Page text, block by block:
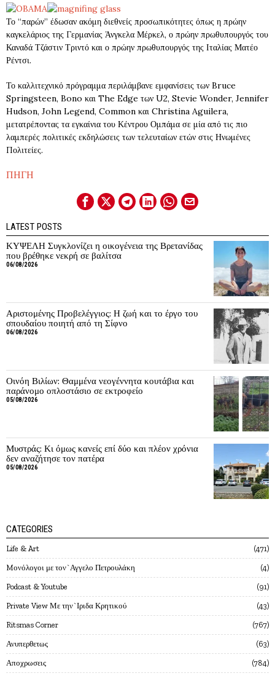
Το “παρών” έδωσαν ακόμη διεθνείς προσωπικότητες όπως η πρώην
καγκελάριος της Γερμανίας Άνγκελα Μέρκελ, ο πρώην πρωθυπουργός του
Καναδά Τζάστιν Τριντό και ο πρώην πρωθυπουργός της Ιταλίας Ματέο
Ρέντσι.
Το καλλιτεχνικό πρόγραμμα περιλάμβανε εμφανίσεις των Bruce
Springsteen, Bono και The Edge των U2, Stevie Wonder, Jennifer
Hudson, John Legend, Common και Christina Aguilera,
μετατρέποντας τα εγκαίνια του Κέντρου Ομπάμα σε μία από τις πιο
λαμπερές πολιτικές εκδηλώσεις των τελευταίων ετών στις Ηνωμένες
Πολιτείες.
ΠΗΓΗ
LATEST POSTS
ΚΥΨΕΛΗ Συγκλονίζει η οικογένεια της Βρετανίδας
που βρέθηκε νεκρή σε βαλίτσα
06/08/2026
Αριστομένης Προβελέγγιος: Η ζωή και το έργο του
σπουδαίου ποιητή από τη Σίφνο
06/08/2026
Οινόη Βιλίων: Θαμμένα νεογέννητα κουτάβια και
παράνομο οπλοστάσιο σε εκτροφείο
05/08/2026
Μυστράς: Κι όμως κανείς επί δύο και πλέον χρόνια
δεν αναζήτησε τον πατέρα
05/08/2026
CATEGORIES
Life & Art 471
Mονόλογοι με τον`Αγγελο Πετρουλάκη 4
Podcast & Youtube 91
Private View Με την`Ιριδα Κρητικού 43
Ritsmas Corner 767
Ανυπερθετως 63
Αποχρωσεις 784